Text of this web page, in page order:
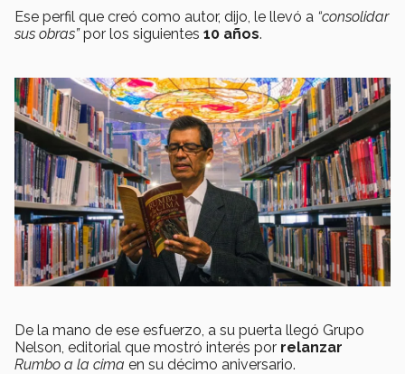
Ese perfil que creó como autor, dijo, le llevó a “consolidar
sus obras”por los siguientes 10 años.
De la mano de ese esfuerzo, a su puerta llegó Grupo
Nelson, editorial que mostró interés por relanzar
Rumbo a la cima en su décimo aniversario.